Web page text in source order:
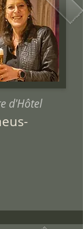
d'Hôtel